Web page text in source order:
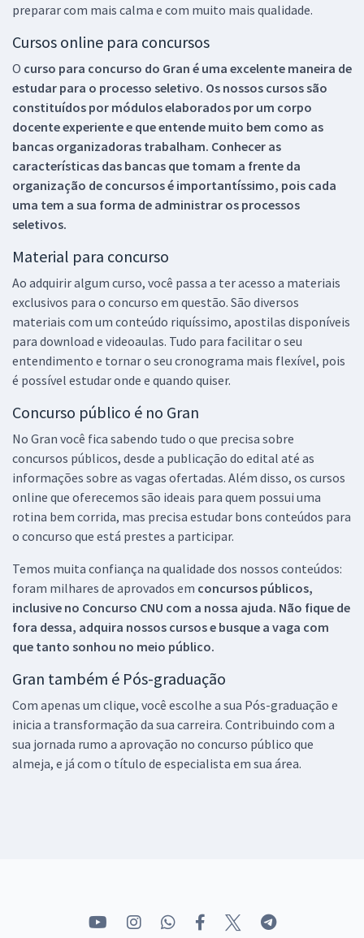
preparar com mais calma e com muito mais qualidade.
Cursos online para concursos
O curso para concurso do Gran é uma excelente maneira de
estudar para o processo seletivo. Os nossos cursos são
constituídos por módulos elaborados por um corpo
docente experiente e que entende muito bem como as
bancas organizadoras trabalham. Conhecer as
características das bancas que tomam a frente da
organização de concursos é importantíssimo, pois cada
uma tem a sua forma de administrar os processos
seletivos.
Material para concurso
Ao adquirir algum curso, você passa a ter acesso a materiais
exclusivos para o concurso em questão. São diversos
materiais com um conteúdo riquíssimo, apostilas disponíveis
para download e videoaulas. Tudo para facilitar o seu
entendimento e tornar o seu cronograma mais flexível, pois
é possível estudar onde e quando quiser.
Concurso público é no Gran
No Gran você fica sabendo tudo o que precisa sobre
concursos públicos, desde a publicação do edital até as
informações sobre as vagas ofertadas. Além disso, os cursos
online que oferecemos são ideais para quem possui uma
rotina bem corrida, mas precisa estudar bons conteúdos para
o concurso que está prestes a participar.
Temos muita confiança na qualidade dos nossos conteúdos:
foram milhares de aprovados em concursos públicos,
inclusive no Concurso CNU com a nossa ajuda. Não fique de
fora dessa, adquira nossos cursos e busque a vaga com
que tanto sonhou no meio público.
Gran também é Pós-graduação
Com apenas um clique, você escolhe a sua Pós-graduação e
inicia a transformação da sua carreira. Contribuindo com a
sua jornada rumo a aprovação no concurso público que
almeja, e já com o título de especialista em sua área.